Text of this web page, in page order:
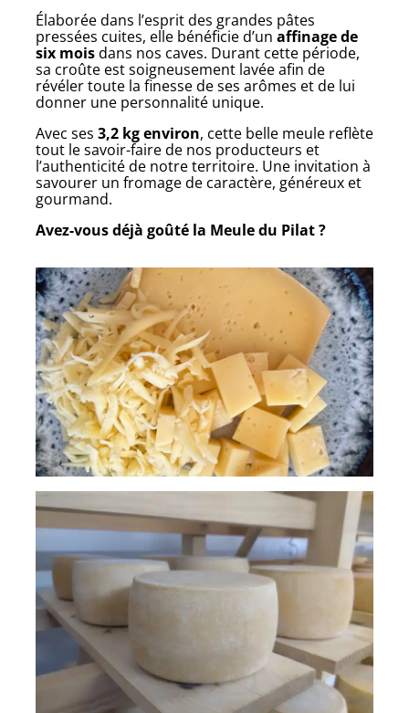
Élaborée dans l’esprit des grandes pâtes
pressées cuites, elle bénéficie d’un affinage de
six moisdans nos caves. Durant cette période,
sa croûte est soigneusement lavée afin de
révéler toute la finesse de ses arômes et de lui
donner une personnalité unique.
Avec ses 3,2 kg environ, cette belle meule reflète
tout le savoir-faire de nos producteurs et
l’authenticité de notre territoire. Une invitation à
savourer un fromage de caractère, généreux et
gourmand.
Avez-vous déjà goûté la Meule du Pilat ?